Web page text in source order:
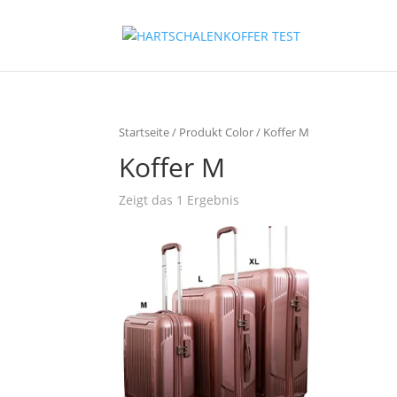
Startseite/ Produkt Color / Koffer M
Koffer M
Zeigt das 1 Ergebnis